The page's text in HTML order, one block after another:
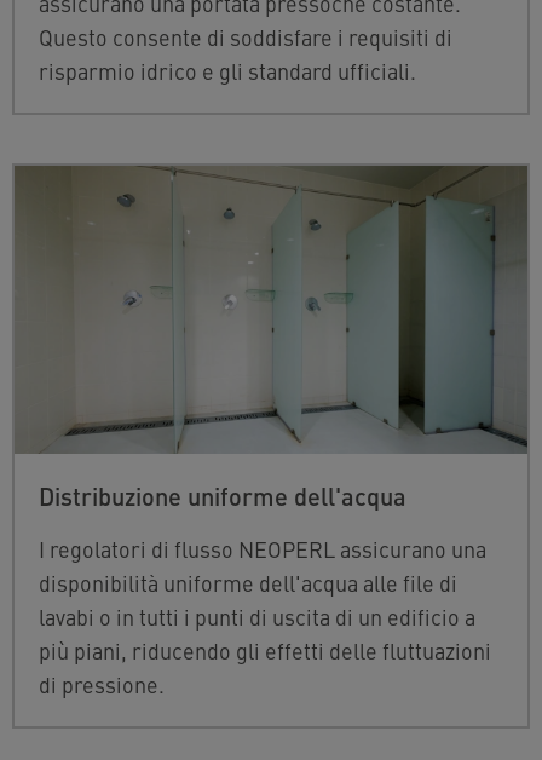
Questo consente di soddisfare i requisiti di
risparmio idrico e gli standard ufficiali.
Distribuzione uniforme dell'acqua
I regolatori di flusso NEOPERL assicurano una
disponibilità uniforme dell'acqua alle file di
lavabi o in tutti i punti di uscita di un edificio a
più piani, riducendo gli effetti delle fluttuazioni
di pressione.